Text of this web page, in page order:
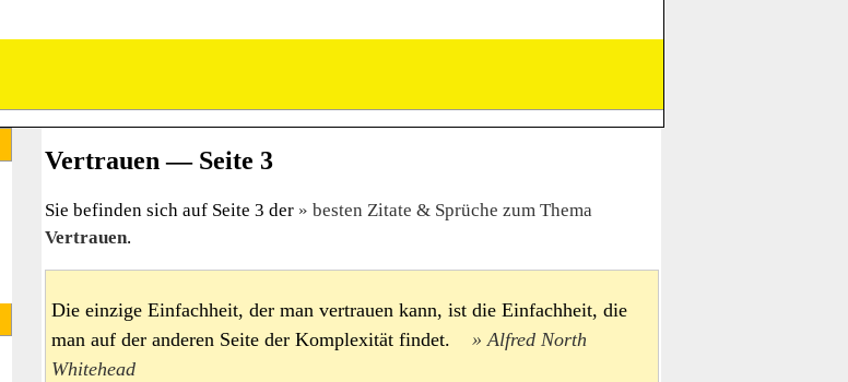
Vertrauen — Seite 3
Sie befinden sich auf Seite 3 der
besten Zitate & Sprüche zum Thema
Vertrauen.
Die einzige Einfachheit, der man vertrauen kann, ist die Einfachheit, die
man auf der anderen Seite der Komplexität findet.
Alfred North
Whitehead